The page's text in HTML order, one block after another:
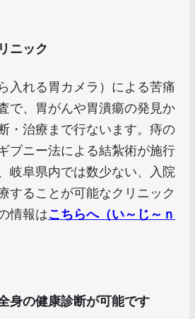
ニック
入れる胃カメラ）による苦痛
で、胃がんや胃潰瘍の発見か
・治療まで行ないます。痔の
ブニー法による結紮術が施行
岐阜県内では数少ない、入院
することが可能なクリニック
情報はこちらへ（い～じ～ｎ
身の健康診断が可能です